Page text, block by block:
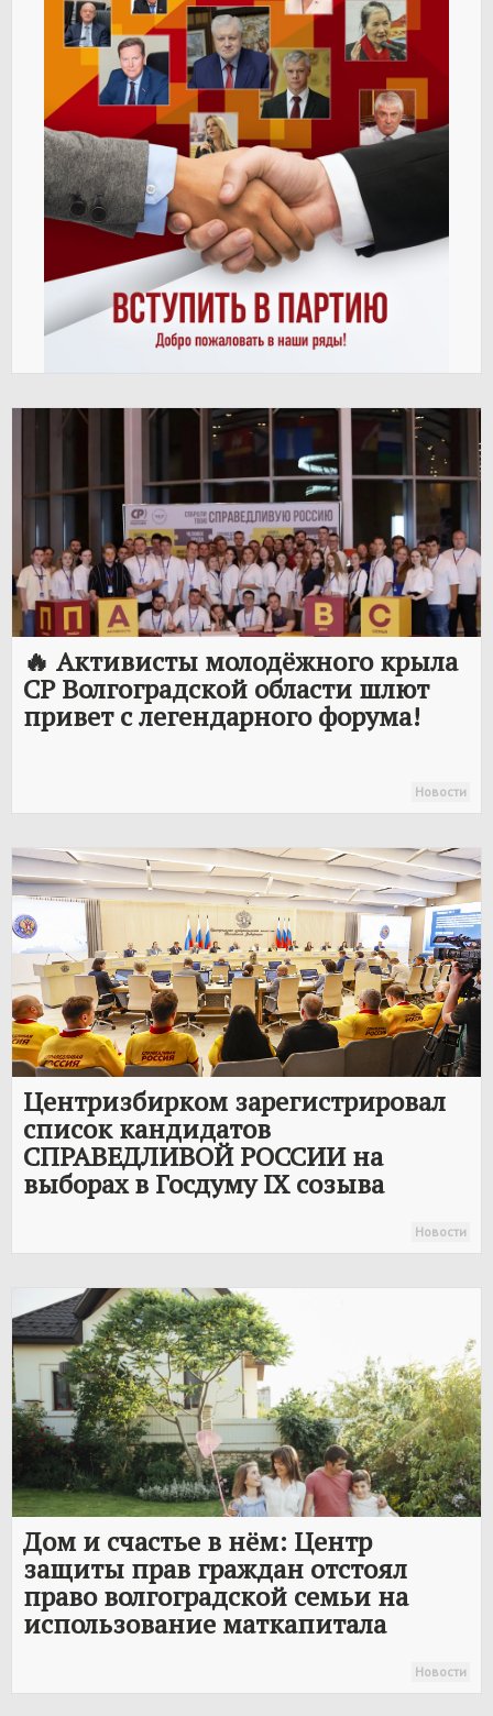
🔥 Активисты молодёжного крыла
СР Волгоградской области шлют
привет с легендарного форума!
Новости
Центризбирком зарегистрировал
список кандидатов
СПРАВЕДЛИВОЙ РОССИИна
выборах в Госдуму IX созыва
Новости
Дом и счастье в нём: Центр
защиты прав граждан отстоял
право волгоградской семьи на
использование маткапитала
Новости